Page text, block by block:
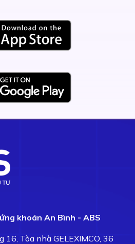
khoán An Bình - ABS
16, Tòa nhà GELEXIMCO, 36